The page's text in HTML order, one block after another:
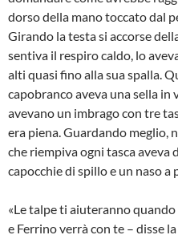
dorso della mano toccato dal
Girando la testa si accorse
sentiva il respiro caldo, lo
alti quasi fino alla sua spalla.
capobranco aveva una sella
avevano un imbrago con tre
era piena. Guardando meglio,
che riempiva ogni tasca aveva
capocchie di spillo e un naso a
«Le talpe ti aiuteranno
e Ferrino verrà con te – disse